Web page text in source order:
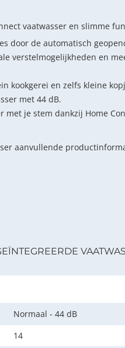
vaatwasser en slimme
door de automatisch
verstelmogelijkheden en
kookgerei en zelfs kleine
met 44 dB.
met je stem dankzij Home
aanvullende
Normaal - 44 dB
14